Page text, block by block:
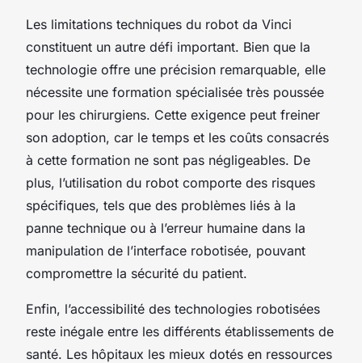
Les limitations techniques du robot da Vinci
constituent un autre défi important. Bien que la
technologie offre une précision remarquable, elle
nécessite une formation spécialisée très poussée
pour les chirurgiens. Cette exigence peut freiner
son adoption, car le temps et les coûts consacrés
à cette formation ne sont pas négligeables. De
plus, l’utilisation du robot comporte des risques
spécifiques, tels que des problèmes liés à la
panne technique ou à l’erreur humaine dans la
manipulation de l’interface robotisée, pouvant
compromettre la sécurité du patient.
Enfin, l’accessibilité des technologies robotisées
reste inégale entre les différents établissements de
santé. Les hôpitaux les mieux dotés en ressources